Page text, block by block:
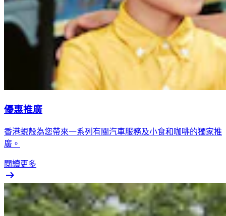
優惠推廣
香港蜆殼為您帶來一系列有關汽車服務及小食和咖啡的獨家推
廣。
閱讀更多